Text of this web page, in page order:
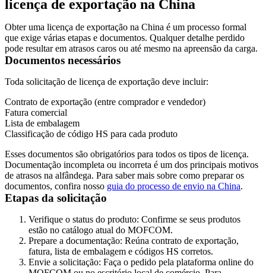
licença de exportação na China
Obter uma licença de exportação na China é um processo formal
que exige várias etapas e documentos. Qualquer detalhe perdido
pode resultar em atrasos caros ou até mesmo na apreensão da carga.
Documentos necessários
Toda solicitação de licença de exportação deve incluir:
Contrato de exportação (entre comprador e vendedor)
Fatura comercial
Lista de embalagem
Classificação de código HS para cada produto
Esses documentos são obrigatórios para todos os tipos de licença.
Documentação incompleta ou incorreta é um dos principais motivos
de atrasos na alfândega. Para saber mais sobre como preparar os
documentos, confira nosso guia do processo de envio na China.
Etapas da solicitação
Verifique o status do produto: Confirme se seus produtos
estão no catálogo atual do MOFCOM.
Prepare a documentação: Reúna contrato de exportação,
fatura, lista de embalagem e códigos HS corretos.
Envie a solicitação: Faça o pedido pela plataforma online do